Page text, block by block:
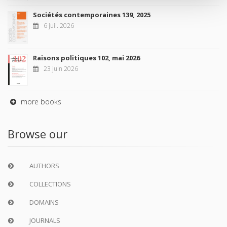
Sociétés contemporaines 139, 2025
6 juil. 2026
Raisons politiques 102, mai 2026
23 juin 2026
more books
Browse our
AUTHORS
COLLECTIONS
DOMAINS
JOURNALS